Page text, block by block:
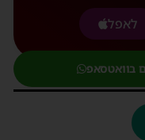
לאפל
בוואטסאפ